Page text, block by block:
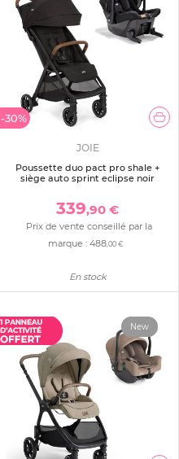
-30%
JOIE
Poussette duo pact pro shale +
siège auto sprint eclipse noir
339,90 €
Prix de vente conseillé par la
marque :488,00 €
En stock
New